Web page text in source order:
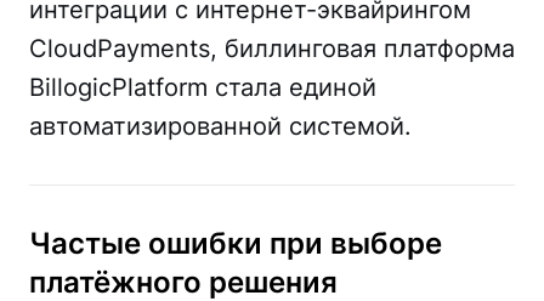
интеграции с интернет-эквайрингом
CloudPayments, биллинговая платформа
BillogicPlatform стала единой
автоматизированной системой.
Частые ошибки при выборе
платёжного решения